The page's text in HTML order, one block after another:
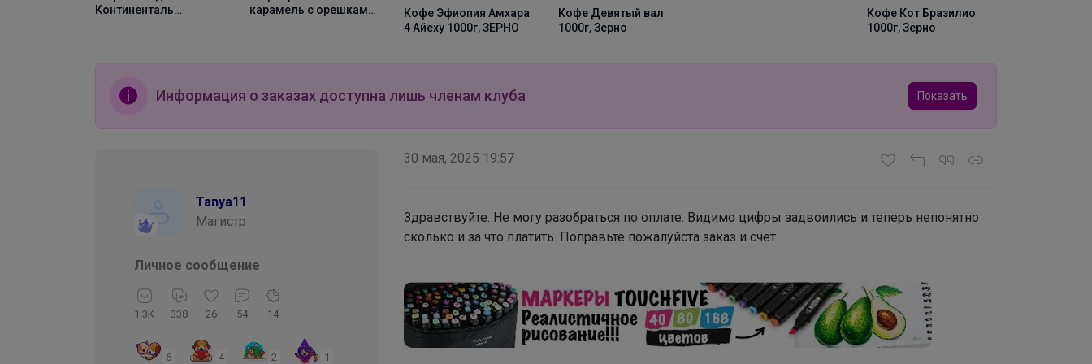
Континенталь
карамель с орешками
Кофе Эфиопия Амхара
4 Айеху 1000г, ЗЕРНО
Кофе Девятый вал
1000г, Зерно
Кофе Кот Бразилио
1000г, Зерно
Информация о заказах доступна лишь членам клуба Показать
Tanya11
Магистр
Личное сообщение
1.3K 338 26 54 14
6 4 2 1
30 мая, 2025 19:57
Здравствуйте. Не могу разобраться по оплате. Видимо цифры задвоились и теперь непонятно
сколько и за что платить. Поправьте пожалуйста заказ и счёт.
Нескучные школьный юбки от Nоblе Реoplе на